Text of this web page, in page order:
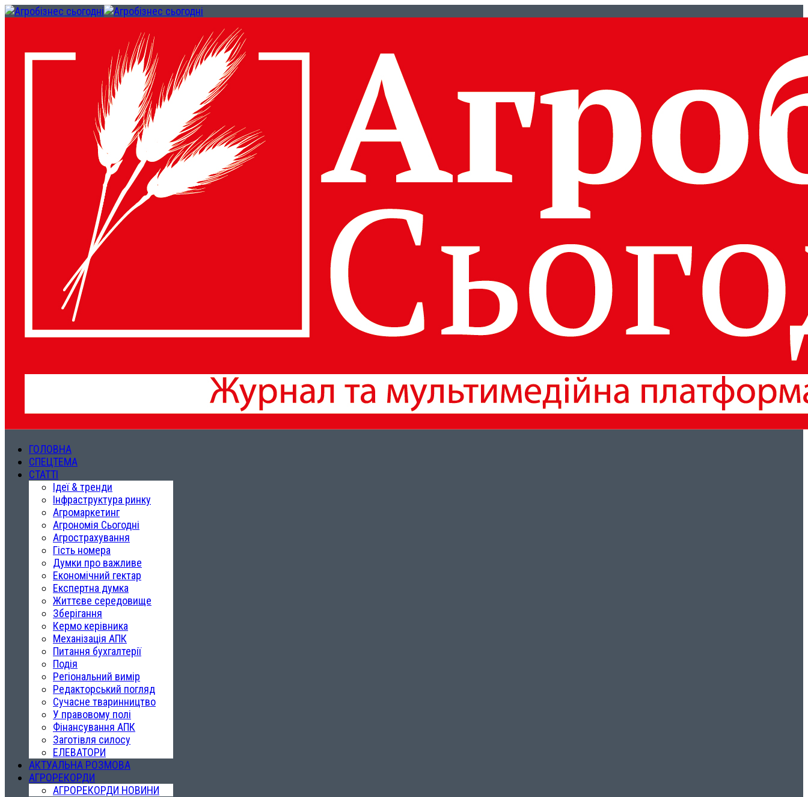
ГОЛОВНА
СПЕЦТЕМА
СТАТТІ
Ідеї & тренди
Інфраструктура ринку
Агромаркетинг
Агрономія Сьогодні
Агрострахування
Гість номера
Думки про важливе
Економічний гектар
Експертна думка
Життєве середовище
Зберігання
Кермо керівника
Механізація АПК
Питання бухгалтерії
Подія
Регіональний вимір
Редакторський погляд
Сучасне тваринництво
У правовому полі
Фінансування АПК
Заготівля силосу
ЕЛЕВАТОРИ
АКТУАЛЬНА РОЗМОВА
АГРОРЕКОРДИ
АГРОРЕКОРДИ НОВИНИ